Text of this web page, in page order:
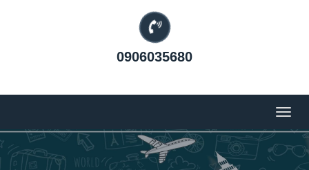
0906035680
Menu